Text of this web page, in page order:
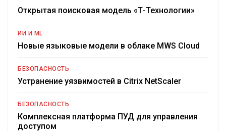
Открытая поисковая модель «Т-Технологии»
ИИ И ML
Новые языковые модели в облаке MWS Cloud
БЕЗОПАСНОСТЬ
Устранение уязвимостей в Citrix NetScaler
БЕЗОПАСНОСТЬ
Комплексная платформа ПУД для управления
доступом